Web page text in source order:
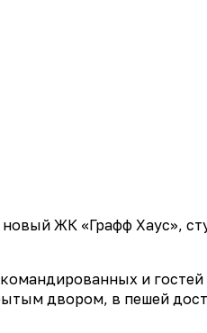
ЖК «Графф Хаус»,
и
двором, в пешей